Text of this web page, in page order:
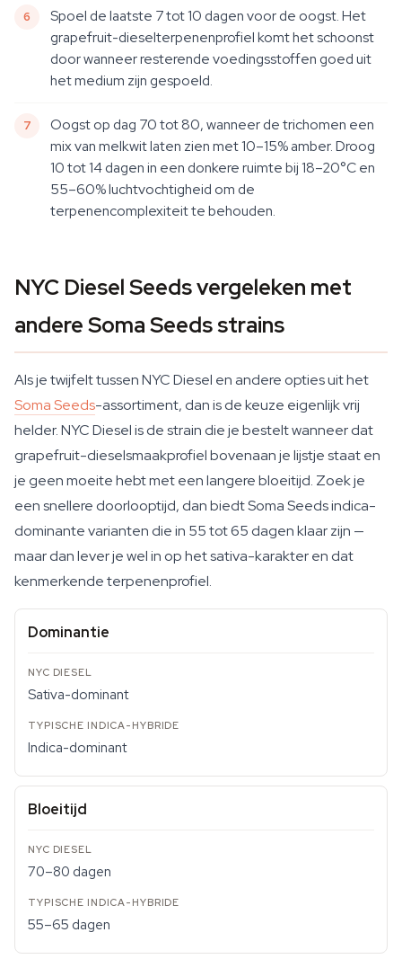
Spoel de laatste 7 tot 10 dagen voor de oogst. Het
grapefruit-dieselterpenenprofiel komt het schoonst
door wanneer resterende voedingsstoffen goed uit
het medium zijn gespoeld.
Oogst op dag 70 tot 80, wanneer de trichomen een
mix van melkwit laten zien met 10–15% amber. Droog
10 tot 14 dagen in een donkere ruimte bij 18–20°C en
55–60% luchtvochtigheid om de
terpenencomplexiteit te behouden.
NYC Diesel Seeds vergeleken met
andere Soma Seeds strains
Als je twijfelt tussen NYC Diesel en andere opties uit het
Soma Seeds-assortiment, dan is de keuze eigenlijk vrij
helder. NYC Diesel is de strain die je bestelt wanneer dat
grapefruit-dieselsmaakprofiel bovenaan je lijstje staat en
je geen moeite hebt met een langere bloeitijd. Zoek je
een snellere doorlooptijd, dan biedt Soma Seeds indica-
dominante varianten die in 55 tot 65 dagen klaar zijn —
maar dan lever je wel in op het sativa-karakter en dat
kenmerkende terpenenprofiel.
Dominantie
Sativa-dominant
Indica-dominant
Bloeitijd
70–80 dagen
55–65 dagen